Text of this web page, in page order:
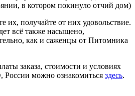
в котором покинуло отчий дом)
их, получайте от них удовольствие.
всё также насыщено,
как и саженцы от Питомника
заказа, стоимости и условиях
можно ознакомиться здесь.